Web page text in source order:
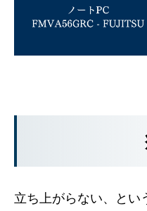
立ち上がらない、とい